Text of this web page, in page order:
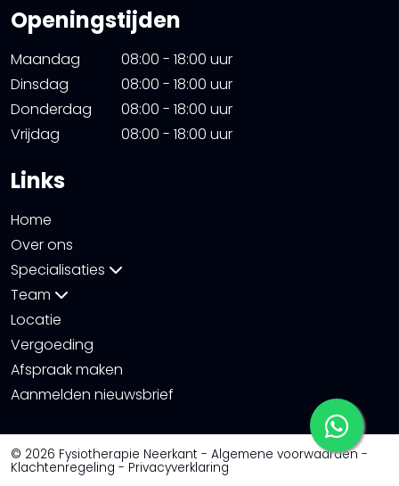
Openingstijden
Maandag
08:00 - 18:00 uur
Dinsdag
08:00 - 18:00 uur
Donderdag
08:00 - 18:00 uur
Vrijdag
08:00 - 18:00 uur
Links
Home
Over ons
Specialisaties
Team
Locatie
Vergoeding
Afspraak maken
Aanmelden nieuwsbrief
© 2026 Fysiotherapie Neerkant - Algemene voorwaarden -
Klachtenregeling - Privacyverklaring